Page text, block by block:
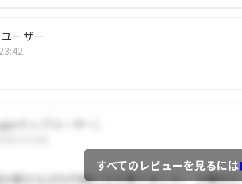
ーザー
すべてのレビューを見るには